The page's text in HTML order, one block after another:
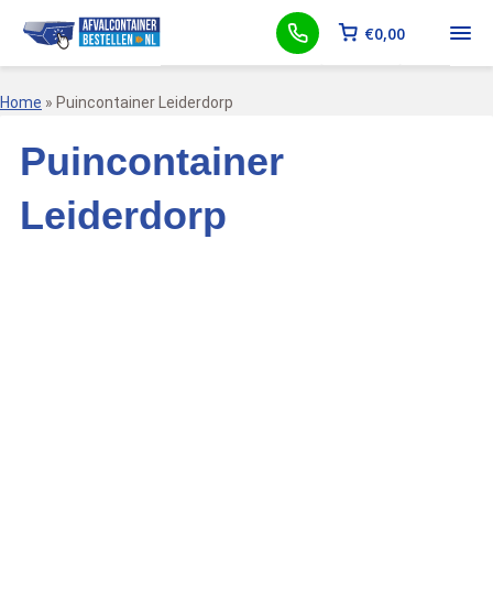
€0,00
Home » Puincontainer Leiderdorp
Puincontainer
Leiderdorp